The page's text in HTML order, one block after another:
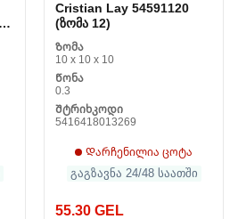
Cristian Lay 54591120
(ზომა 12)
Ზომა
10 x 10 x 10
Წონა
0.3
Შტრიხკოდი
5416418013269
Დარჩენილია ცოტა
გაგზავნა 24/48 საათში
55.30 GEL